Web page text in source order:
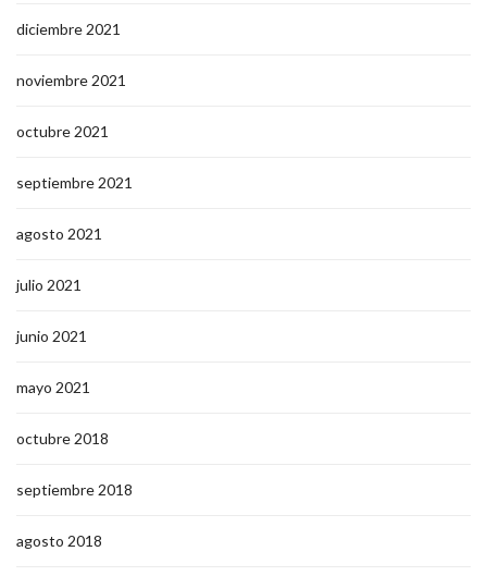
diciembre 2021
noviembre 2021
octubre 2021
septiembre 2021
agosto 2021
julio 2021
junio 2021
mayo 2021
octubre 2018
septiembre 2018
agosto 2018